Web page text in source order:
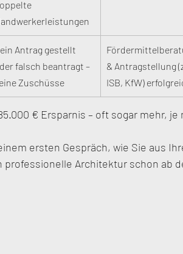
Antrag gestellt
falsch beantragt –
Zuschüsse
& Antragstellung
ISB, KfW)
€ Ersparnis – oft sogar mehr,
ersten Gespräch, wie Sie aus
professionelle Architektur schon ab